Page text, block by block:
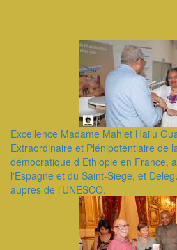
Excellence Madame Mahlet Hailu
Extraordinaire et Plénipotentiaire de
démocratique d Ethiopie en France,
l'Espagne et du Saint-Siege, et
aupres de l'UNESCO.